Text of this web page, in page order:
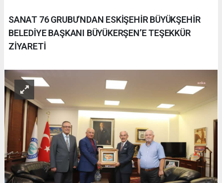
SANAT 76 GRUBU’NDAN ESKİŞEHİR BÜYÜKŞEHİR
BELEDİYE BAŞKANI BÜYÜKERŞEN’E TEŞEKKÜR
ZİYARETİ